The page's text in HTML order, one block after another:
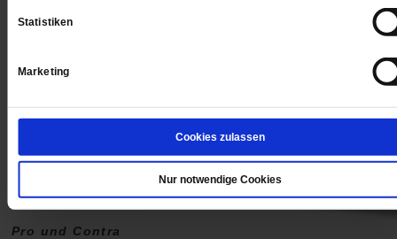
Statistiken
Marketing
Cookies zulassen
Nur notwendige Cookies
Pro und Contra